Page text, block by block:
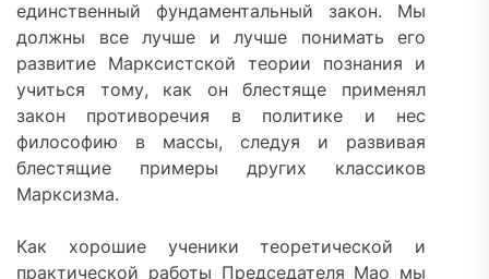
единственный фундаментальный закон. Мы
должны все лучше и лучше понимать его
развитие Марксистской теории познания и
учиться тому, как он блестяще применял
закон противоречия в политике и нес
философию в массы, следуя и развивая
блестящие примеры других классиков
Марксизма.
Как хорошие ученики теоретической и
практической работы Председателя Мао мы